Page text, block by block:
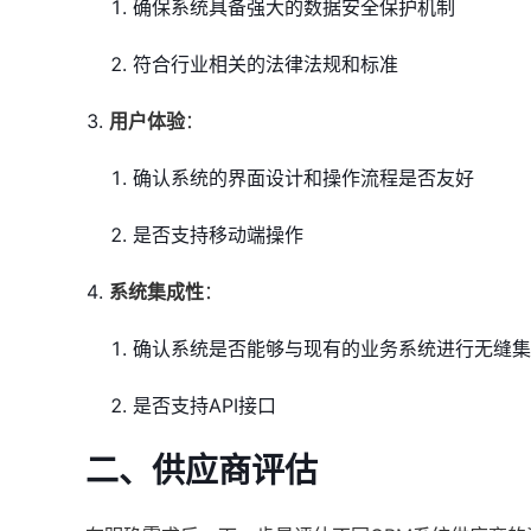
确保系统具备强大的数据安全保护机制
符合行业相关的法律法规和标准
用户体验：
确认系统的界面设计和操作流程是否友好
是否支持移动端操作
系统集成性：
确认系统是否能够与现有的业务系统进行无缝
是否支持API接口
二、供应商评估